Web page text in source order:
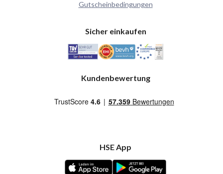
Gutscheinbedingungen
Sicher einkaufen
Kundenbewertung
HSE App